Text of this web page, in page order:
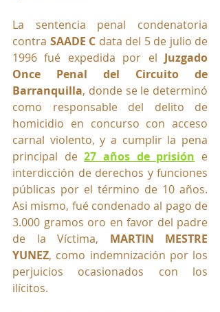
La sentencia penal condenatoria
contra SAADE C data del 5 de julio de
1996 fué expedida por el Juzgado
Once Penal del Circuito de
Barranquilla, donde se le determinó
como responsable del delito de
homicidio en concurso con acceso
carnal violento, y a cumplir la pena
principal de 27 años de prisión e
interdicción de derechos y funciones
públicas por el término de 10 años.
Asi mismo, fué condenado al pago de
3.000 gramos oro en favor del padre
de la Víctima, MARTIN MESTRE
YUNEZ, como indemnización por los
perjuicios ocasionados con los
ilícitos.